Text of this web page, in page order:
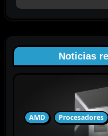
n
Noticias
AMD Procesadores